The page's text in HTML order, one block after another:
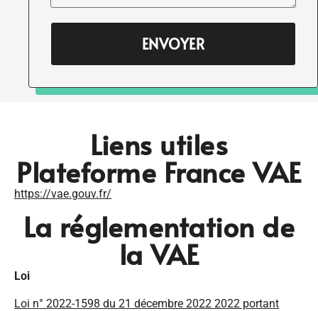
ENVOYER
Liens utiles
Plateforme France VAE
https://vae.gouv.fr/
La réglementation de
la VAE
Loi
Loi n° 2022-1598 du 21 décembre 2022 2022 portant